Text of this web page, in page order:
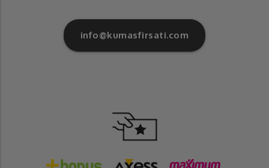
info@kumasfirsati.com